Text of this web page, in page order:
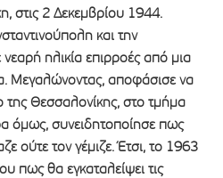
στις 2 Δεκεμβρίου 1944.
και την
ηλικία επιρροές από μια
Μεγαλώνοντας, αποφάσισε να
της Θεσσαλονίκης, στο τμήμα
όμως, συνειδητοποίησε πως
ούτε τον γέμιζε. Έτσι, το 1963
πως θα εγκαταλείψει τις